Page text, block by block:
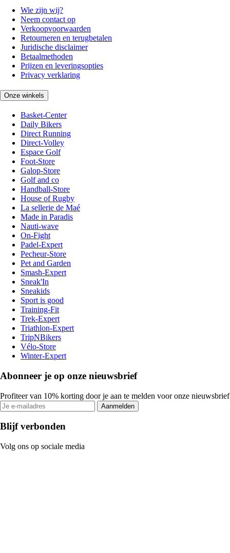
Wie zijn wij?
Neem contact op
Verkoopvoorwaarden
Retourneren en terugbetalen
Juridische disclaimer
Betaalmethoden
Prijzen en leveringsopties
Privacy verklaring
Onze winkels
Basket-Center
Daily Bikers
Direct Running
Direct-Volley
Espace Golf
Foot-Store
Galop-Store
Golf and co
Handball-Store
House of Rugby
La sellerie de Maé
Made in Paradis
Nauti-wave
On-Fight
Padel-Expert
Pecheur-Store
Pet and Garden
Smash-Expert
Sneak'In
Sneakids
Sport is good
Training-Fit
Trek-Expert
Triathlon-Expert
TripNBikers
Vélo-Store
Winter-Expert
Abonneer je op onze nieuwsbrief
Profiteer van 10% korting door je aan te melden voor onze nieuwsbrief
Aanmelden
Blijf verbonden
Volg ons op sociale media